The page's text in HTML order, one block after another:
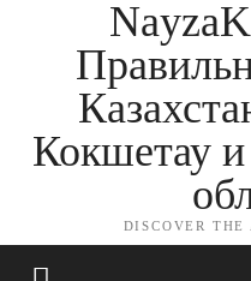
Кокшетау
DISCOVER THE